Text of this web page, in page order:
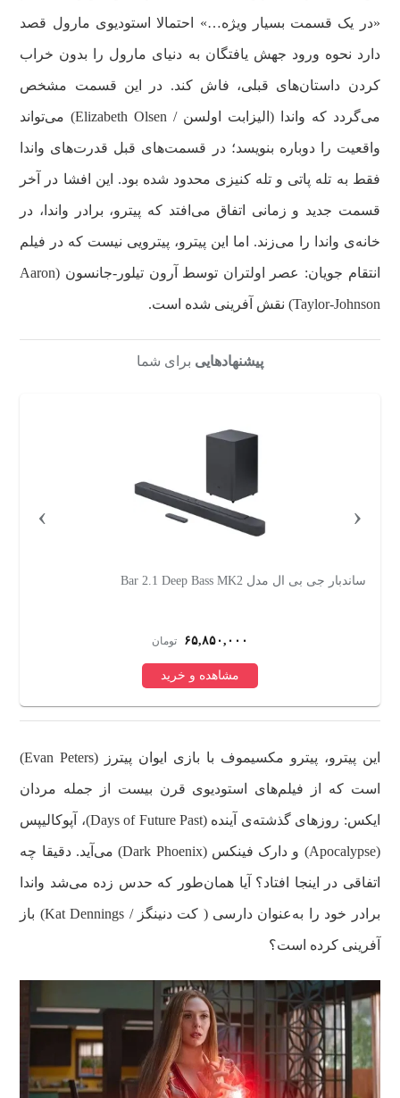
«در یک قسمت بسیار ویژه…» احتمالا استودیوی مارول قصد
دارد نحوه ورود جهش یافتگان به دنیای مارول را بدون خراب
کردن داستان‌های قبلی، فاش کند. در این قسمت مشخص
می‌گردد که واندا (الیزابت اولسن / Elizabeth Olsen) می‌تواند
واقعیت را دوباره بنویسد؛ در قسمت‌های قبل قدرت‌های واندا
فقط به تله‌ پاتی و تله کنیزی محدود شده بود. این افشا در آخر
قسمت جدید و زمانی اتفاق می‌افتد که پیترو، برادر واندا، در
خانه‌ی واندا را می‌زند. اما این پیترو، پیترویی نیست که در فیلم
انتقام جویان: عصر اولتران توسط آرون تیلور-جانسون (Aaron
Taylor-Johnson) نقش آفرینی شده است.
پیشنهادهایی برای شما
ساندبار جی بی ال مدل Bar 2.1 Deep Bass MK2
۶۵,۸۵۰,۰۰۰ تومان
مشاهده و خرید
‹
›
این پیترو، پیترو مکسیموف با بازی ایوان پیترز (Evan Peters)
است که از فیلم‌های استودیوی قرن بیست از جمله مردان
ایکس: روزهای گذشته‌ی آینده (Days of Future Past)، آپوکالیپس
(Apocalypse) و دارک فینکس (Dark Phoenix) می‌آید. دقیقا چه
اتفاقی در اینجا افتاد؟ آیا همان‌طور که حدس زده می‌شد واندا
برادر خود را به‌عنوان دارسی ( کت دنینگز / Kat Dennings) باز
آفرینی کرده است؟